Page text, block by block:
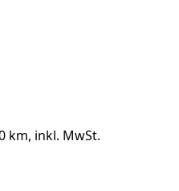
km, inkl. MwSt.